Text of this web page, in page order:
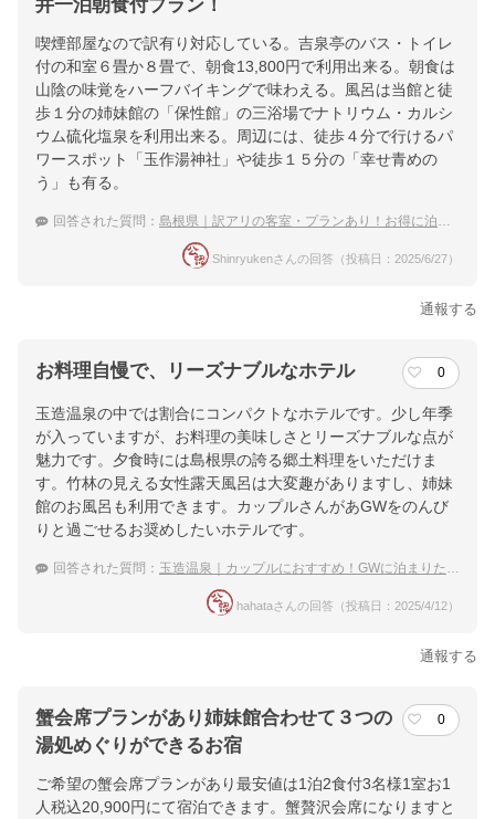
井一泊朝食付プラン！
喫煙部屋なので訳有り対応している。吉泉亭のバス・トイレ
付の和室６畳か８畳で、朝食13,800円で利用出来る。朝食は
山陰の味覚をハーフバイキングで味わえる。風呂は当館と徒
歩１分の姉妹館の「保性館」の三浴場でナトリウム・カルシ
ウム硫化塩泉を利用出来る。周辺には、徒歩４分で行けるパ
ワースポット「玉作湯神社」や徒歩１５分の「幸せ青めの
う」も有る。
回答された質問： 島根県｜訳アリの客室・プランあり！お得に泊まれる宿のおすすめは？
Shinryukenさんの回答（投稿日：2025/6/27）
通報する
お料理自慢で、リーズナブルなホテル 0
玉造温泉の中では割合にコンパクトなホテルです。少し年季
が入っていますが、お料理の美味しさとリーズナブルな点が
魅力です。夕食時には島根県の誇る郷土料理をいただけま
す。竹林の見える女性露天風呂は大変趣がありますし、姉妹
館のお風呂も利用できます。カップルさんがあGWをのんび
りと過ごせるお奨めしたいホテルです。
回答された質問： 玉造温泉｜カップルにおすすめ！GWに泊まりたい穴場な宿は？
hahataさんの回答（投稿日：2025/4/12）
通報する
蟹会席プランがあり姉妹館合わせて３つの
湯処めぐりができるお宿
0
ご希望の蟹会席プランがあり最安値は1泊2食付3名様1室お1
人税込20,900円にて宿泊できます。蟹贅沢会席になりますと